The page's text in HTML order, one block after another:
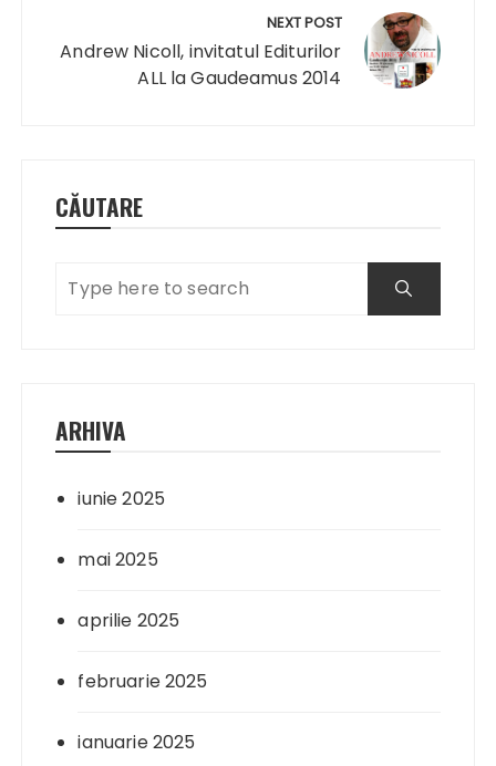
NEXT POST
Andrew Nicoll, invitatul Editurilor
ALL la Gaudeamus 2014
CĂUTARE
ARHIVA
iunie 2025
mai 2025
aprilie 2025
februarie 2025
ianuarie 2025